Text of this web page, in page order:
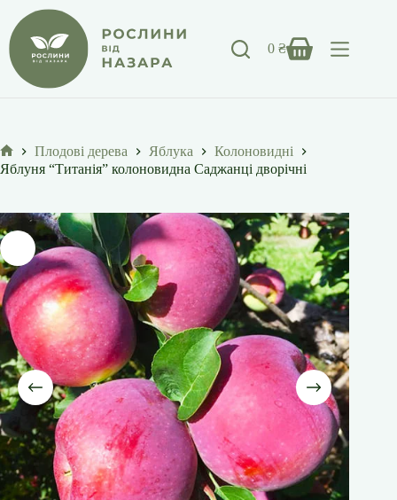
Перейти
вмісту
Кошик
0₴
Головна
Плодові дерева Яблука
Колоновидні
Яблуня “Титанія” колоновидна Саджанці дворічні